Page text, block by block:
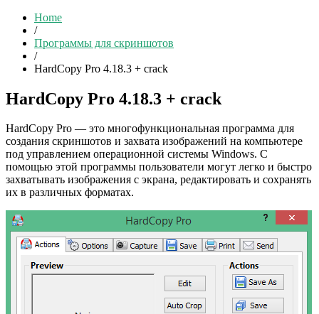
Home
/
Программы для скриншотов
/
HardCopy Pro 4.18.3 + crack
HardCopy Pro 4.18.3 + crack
HardCopy Pro — это многофункциональная программа для
создания скриншотов и захвата изображений на компьютере
под управлением операционной системы Windows. С
помощью этой программы пользователи могут легко и быстро
захватывать изображения с экрана, редактировать и сохранять
их в различных форматах.